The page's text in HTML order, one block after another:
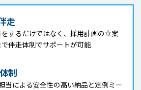
走
するだけではなく、採用計画の立案
伴走体制でサポートが可能
制
当による安全性の高い納品と定例ミー